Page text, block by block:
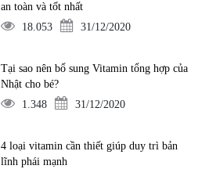
an toàn và tốt nhất
18.053
31/12/2020
Tại sao nên bổ sung Vitamin tổng hợp của
Nhật cho bé?
1.348
31/12/2020
4 loại vitamin cần thiết giúp duy trì bản
lĩnh phái mạnh